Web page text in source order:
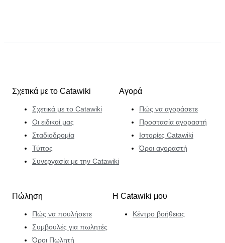
Σχετικά με το Catawiki
Σχετικά με το Catawiki
Οι ειδικοί μας
Σταδιοδρομία
Τύπος
Συνεργασία με την Catawiki
Αγορά
Πώς να αγοράσετε
Προστασία αγοραστή
Ιστορίες Catawiki
Όροι αγοραστή
Πώληση
Πώς να πουλήσετε
Συμβουλές για πωλητές
Όροι Πωλητή
Η Catawiki μου
Κέντρο βοήθειας